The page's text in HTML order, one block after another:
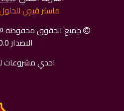
ماستر ﭬﻴﭽﻦ
جميع الحقوق محفوظة ©
الاصدار 1.0.0
احدي مشروعات